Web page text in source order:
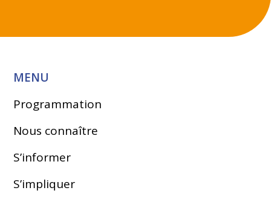
MENU
Programmation
Nous connaître
S’informer
S’impliquer